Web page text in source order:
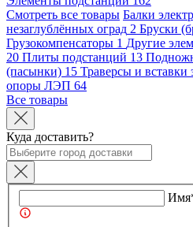
Смотреть все товары Балки
незаглублённых оград 2 Бруски
Грузокомпенсаторы 1 Другие
20 Плиты подстанций 13
(пасынки) 15 Траверсы и вставки
опоры ЛЭП 64
Все товары
Куда доставить?